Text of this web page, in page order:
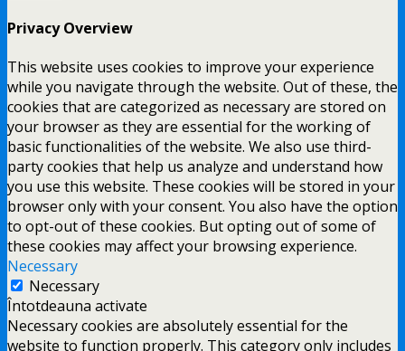
Privacy Overview
This website uses cookies to improve your experience
while you navigate through the website. Out of these, the
cookies that are categorized as necessary are stored on
your browser as they are essential for the working of
basic functionalities of the website. We also use third-
party cookies that help us analyze and understand how
you use this website. These cookies will be stored in your
browser only with your consent. You also have the option
to opt-out of these cookies. But opting out of some of
these cookies may affect your browsing experience.
Necessary
Necessary
Întotdeauna activate
Necessary cookies are absolutely essential for the
website to function properly. This category only includes